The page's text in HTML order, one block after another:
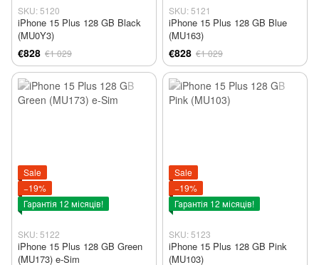
SKU: 5120
iPhone 15 Plus 128 GB Black
(MU0Y3)
€828 €1 029
SKU: 5121
iPhone 15 Plus 128 GB Blue
(MU163)
€828 €1 029
Sale
−19%
Гарантія 12 місяців!
SKU: 5122
iPhone 15 Plus 128 GB Green
(MU173) e-Sim
Sale
−19%
Гарантія 12 місяців!
SKU: 5123
iPhone 15 Plus 128 GB Pink
(MU103)